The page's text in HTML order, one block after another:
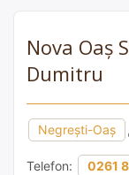
Nova Oaș
Dumitru
Negrești-Oaș ,
Telefon: 0261